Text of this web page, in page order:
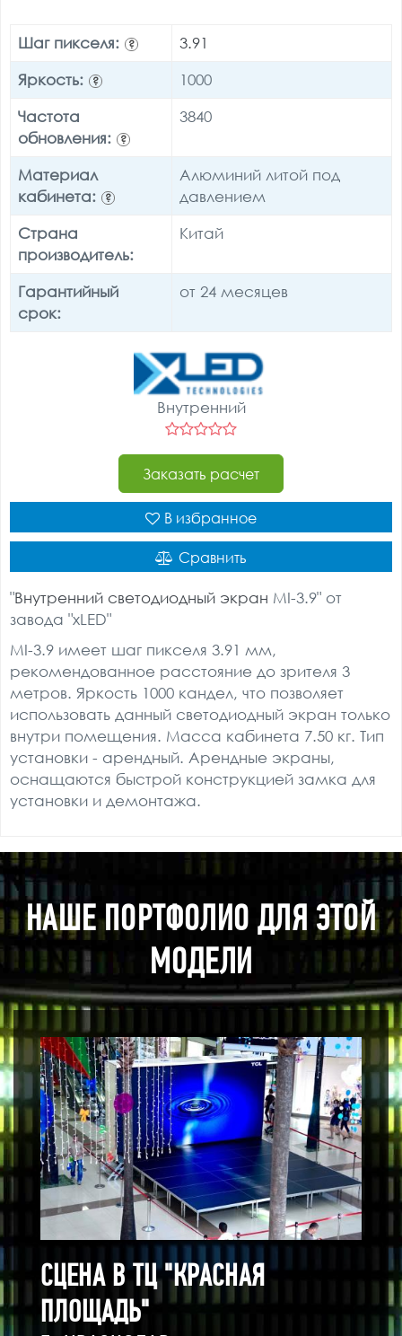
Шаг пикселя: ?
3.91
Яркость:
?
1000
Частота
обновления:
?
3840
Материал
кабинета:
?
Алюминий литой под
давлением
Страна
производитель:
Китай
Гарантийный
срок:
от 24 месяцев
Внутренний
Заказать расчет
В избранное
Сравнить
"Внутренний светодиодный экран MI-3.9" от
завода "xLED"
MI-3.9 имеет шаг пикселя 3.91 мм,
рекомендованное расстояние до зрителя 3
метров. Яркость 1000 кандел, что позволяет
использовать данный светодиодный экран только
внутри помещения. Масса кабинета 7.50 кг. Тип
установки - арендный. Арендные экраны,
оснащаются быстрой конструкцией замка для
установки и демонтажа.
НАШЕ ПОРТФОЛИО ДЛЯ ЭТОЙ
МОДЕЛИ
СЦЕНА В ТЦ "КРАСНАЯ
ПЛОЩАДЬ"